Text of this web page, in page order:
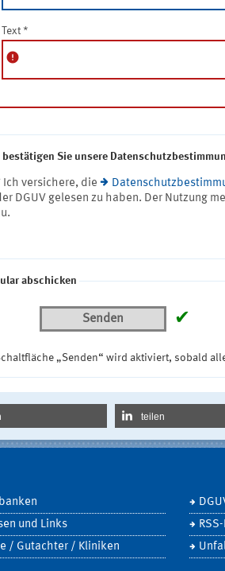
Text *
error
Sie unsere
Ich versichere, die
DGUV gelesen zu haben. Der Nutzung
abschicken
Senden ✔
„Senden“ wird aktiviert, sobald
teilen
und Links
/ Gutachter / Kliniken